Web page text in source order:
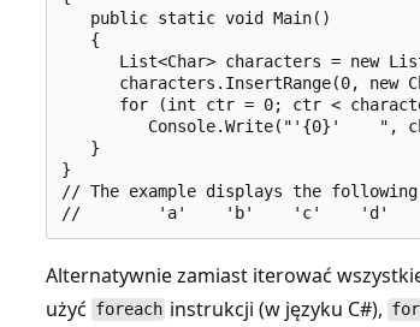
   public static void Main()
   {
List<Char> characters = new
characters.InsertRange(0, new
for (int ctr = 0; ctr <
Console.Write("'{0}'    ",
   }
}
// The example displays the
Alternatywnie zamiast iterować
użyć foreach instrukcji (w języku C#),